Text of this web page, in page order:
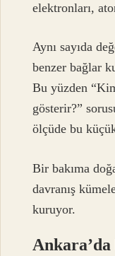
elektronları,
Aynı sayıda
benzer bağlar
Bu yüzden
gösterir?”
ölçüde bu
Bir bakıma
davranış
kuruyor.